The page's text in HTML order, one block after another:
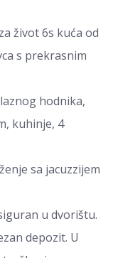
život 6s kuća od
s prekrasnim
hodnika,
kuhinje, 4
sa jacuzzijem
u dvorištu.
depozit. U